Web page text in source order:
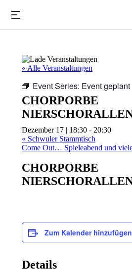
« Alle Veranstaltungen
Event Series: Event geplant
CHORPORBE
Dezember 17 | 18:30 - 20:30
« Schwuler Stammtisch
Come Out… Spieleabend und
CHORPORBE
Zum Kalender hinzufügen
Details